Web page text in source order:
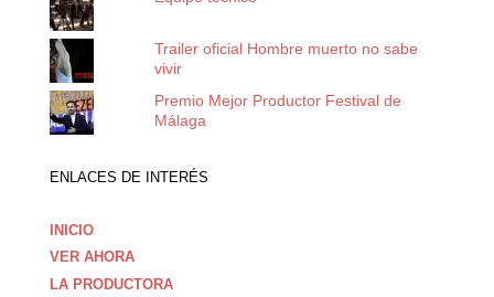
Trailer oficial Hombre muerto no sabe
vivir
Premio Mejor Productor Festival de
Málaga
ENLACES DE INTERÉS
INICIO
VER AHORA
LA PRODUCTORA